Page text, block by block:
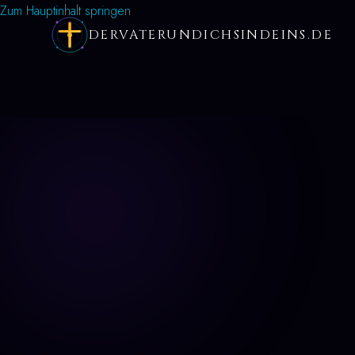
Zum Hauptinhalt springen
DERVATERUNDICHSINDEINS.DE